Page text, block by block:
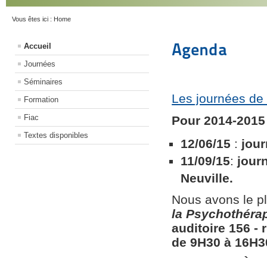
Vous êtes ici : Home
Accueil
Journées
Séminaires
Formation
Fiac
Textes disponibles
Agenda
Les journées
Pour 2014-
12/06/15 :
11/09/15:
Neuville.
Nous avons le
la
auditoire 156​ ​-
de 9H30 à